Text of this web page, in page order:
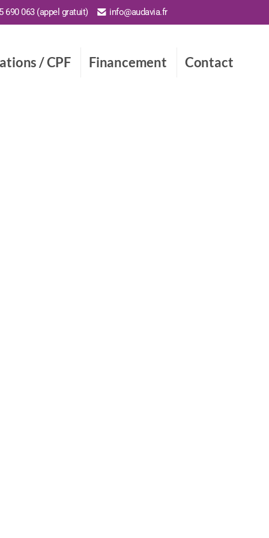
690 063 (appel gratuit) info@audavia.fr
/ CPF Financement Contact